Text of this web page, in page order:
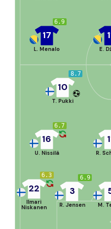
E.
6.9
17
L. Menalo
6.3
22
Ilmari
Niskanen
6.9
3
R. Jensen M.
6.7
16
U. Nissilä R.
8.7
10
T. Pukki